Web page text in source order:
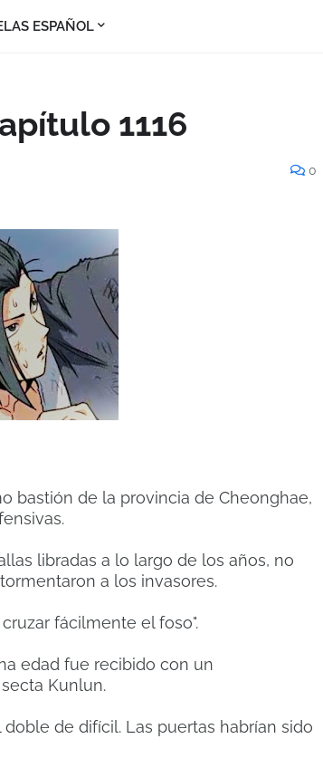
ESPAÑOL
1116
0
bastión de la provincia de Cheonghae,
libradas a lo largo de los años, no
a los invasores.
fácilmente el foso".
edad fue recibido con un
Kunlun.
de difícil. Las puertas habrían sido